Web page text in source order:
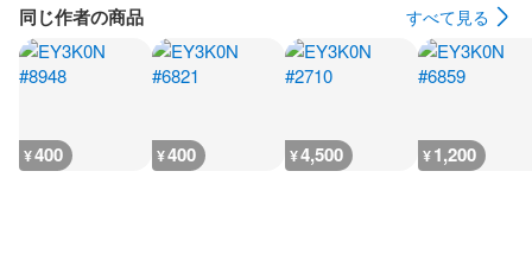
同じ作者の商品 すべて見る
¥400 ¥400 ¥4,500 ¥1,200